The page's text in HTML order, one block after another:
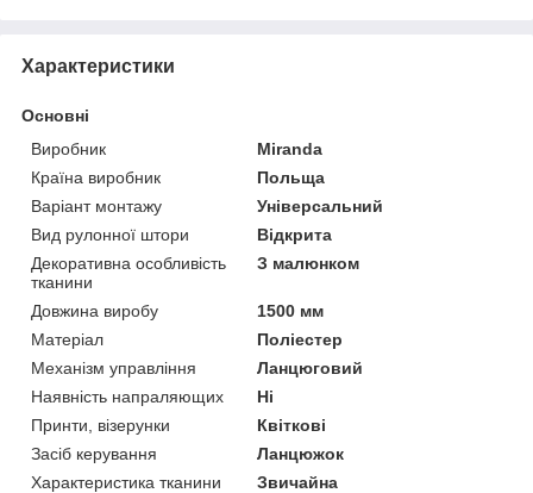
Характеристики
Основні
Виробник
Miranda
Країна виробник
Польща
Варіант монтажу
Універсальний
Вид рулонної штори
Відкрита
Декоративна особливість
тканини
З малюнком
Довжина виробу
1500 мм
Матеріал
Поліестер
Механізм управління
Ланцюговий
Наявність напраляющих
Ні
Принти, візерунки
Квіткові
Засіб керування
Ланцюжок
Характеристика тканини
Звичайна